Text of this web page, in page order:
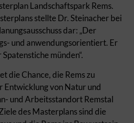
Landschaftspark Rems.
stellte Dr. Steinacher bei
dar: „Der
und anwendungsorientiert. Er
münden“.
die Chance, die Rems zu
Entwicklung von Natur und
und Arbeitsstandort Remstal
des Masterplans sind die